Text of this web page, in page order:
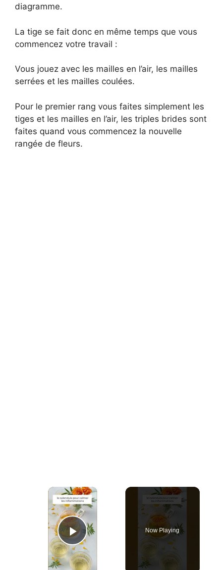
diagramme.
La tige se fait donc en même temps que vous
commencez votre travail :
Vous jouez avec les mailles en l’air, les mailles
serrées et les mailles coulées.
Pour le premier rang vous faites simplement les
tiges et les mailles en l’air, les triples brides sont
faites quand vous commencez la nouvelle
rangée de fleurs.
×
Play Video
Now Playing